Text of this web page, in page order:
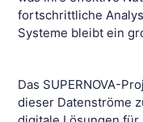
fortschrittliche
Systeme bleibt ein
Das SUPERNOVA-
dieser Datenströme